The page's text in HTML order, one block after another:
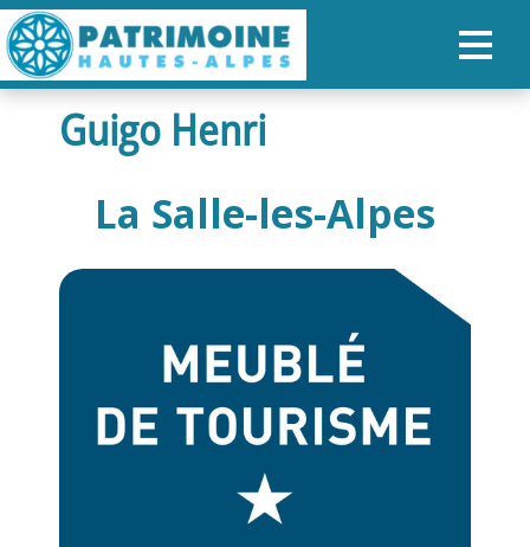
ACCUEIL
NOS PARCOURS
PATRIMOINE
RECHERCHER
Guigo Henri
La Salle-les-Alpes